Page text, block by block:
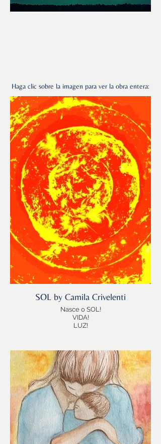
Haga clic sobre la imagen para ver la obra entera:
SOL by Camila Crivelenti
Nasce o SOL!
VIDA!
LUZ!
imensa força de atração que contêm 99,86%
de toda a massa do nosso Sistema…
Estrela com a qual viajamos pelo Universo,
em torno do centro da Via Láctea…
Sim, somos seres cósmicos!
Salve o SOL, regente do signo de LEÃO!